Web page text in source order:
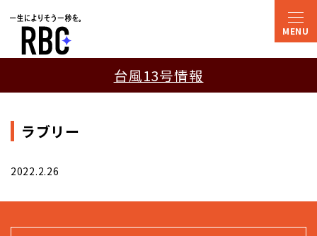
台風13号情報
ラブリー
2022.2.26